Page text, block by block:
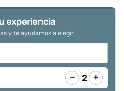
experiencia
y te ayudamos a elegir
− 2 +